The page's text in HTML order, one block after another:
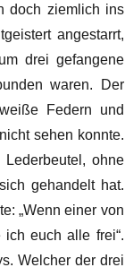
doch ziemlich ins
angestarrt,
drei gefangene
waren. Der
Federn und
sehen konnte.
ohne
gehandelt hat.
„Wenn einer von
euch alle frei“.
Welcher der drei